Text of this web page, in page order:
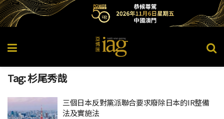
Tag:杉尾秀哉
三個日本反對黨派聯合要求廢除日本的IR整備
法及實施法